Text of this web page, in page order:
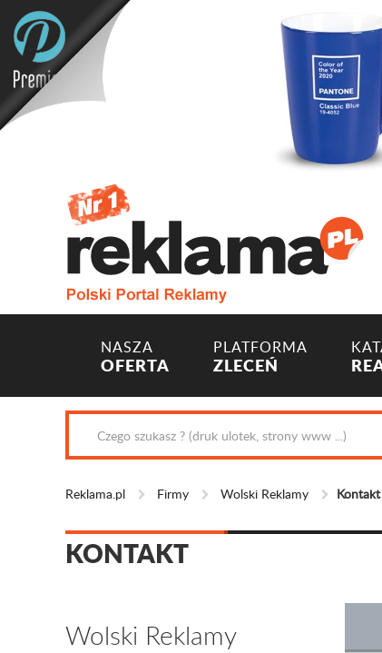
NASZA
OFERTA
PLATFORMA
ZLECEŃ
Reklama.pl Firmy Wolski Reklamy Kontakt
KONTAKT
Wolski Reklamy